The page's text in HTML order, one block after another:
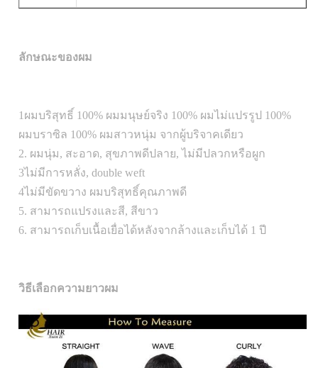
ลักษณะของผม
1ผมบริสุทธิ์ 100% ผมมนุษย์จริง 100% ผมไม่แปรรูป 100%
ผมบราซิล 100% ผมสาวหนุ่ม จากผู้บริจาคเดียว
2. ผมนุ่ม, สะอาด, สุขภาพดีปลาย, ไม่มีปลวกหรือผูก
3ไม่มีการหลั่ง, double weft
4ไม่มีขัดขวาง ผมบริสุทธิ์คุณภาพดี
5. สามารถแปรงและสี, สีขาว
6. สามารถเก็บเนื้อเยื่อได้หลังจากล้างและเก็บได้ 1 ปี
วิธีเลือกความยาวผม